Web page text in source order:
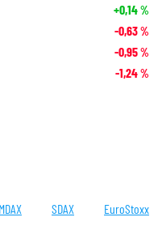
+0,14%
-0,63%
-0,95%
-1,24%
MDAX SDAX EuroStoxx